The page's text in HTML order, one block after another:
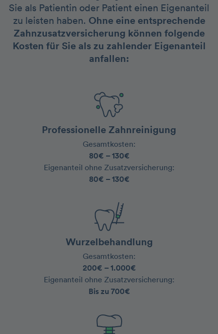
Sie als Patientin oder Patient einen Eigenanteil
zu leisten haben. Ohne eine entsprechende
Zahnzusatzversicherung können folgende
Kosten für Sie als zu zahlender Eigenanteil
anfallen:
Professionelle Zahnreinigung
Gesamtkosten:
80€ – 130€
‍Eigenanteil ohne Zusatzversicherung:
80€ – 130€
Wurzelbehandlung
Gesamtkosten:
200€ – 1.000€
‍Eigenanteil ohne Zusatzversicherung:
Bis zu 700€